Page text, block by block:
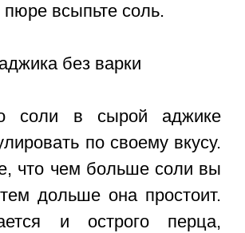
всыпьте соль.
соли в сырой аджике
по своему вкусу.
что чем больше соли вы
дольше она простоит.
и острого перца,